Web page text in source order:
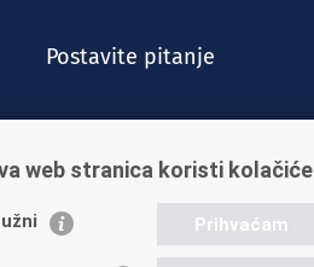
Postavite pitanje
web stranica koristi kolačiće
Prihvaćam